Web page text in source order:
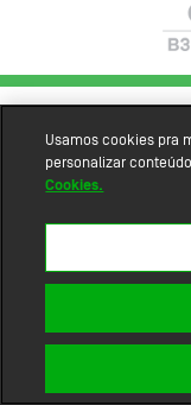
Usamos cookies pra
personalizar
Cookies.